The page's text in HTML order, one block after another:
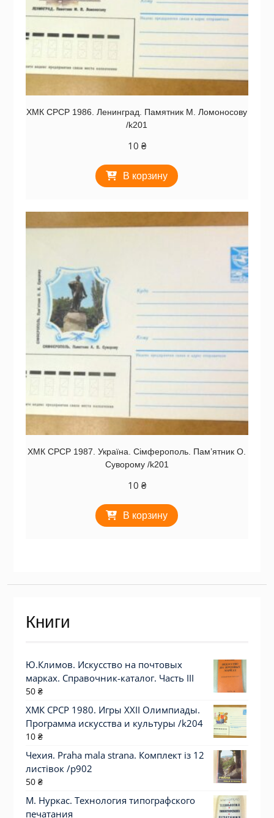
ХМК СРСР 1986. Ленинград. Памятник М. Ломоносову
/k201
10 ₴
В корзину
ХМК СРСР 1987. Україна. Сімферополь. Пам’ятник О.
Суворому /k201
10 ₴
В корзину
Книги
Ю.Климов. Искусство на почтовых
марках. Справочник-каталог. Часть III
50 ₴
ХМК СРСР 1980. Игры XXII Олимпиады.
Программа искусства и культуры /k204
10 ₴
Чехия. Praha mala strana. Комплект із 12
листівок /р902
50 ₴
М. Нуркас. Технология типографского
печатания